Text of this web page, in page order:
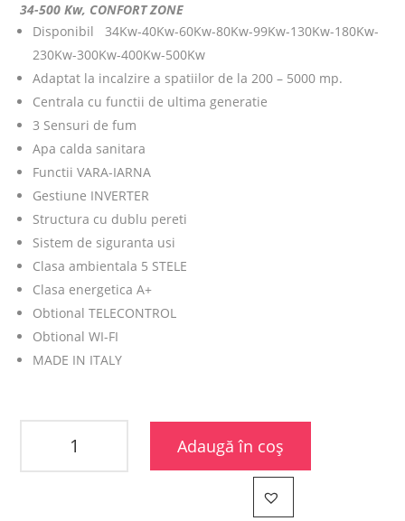
34-500 Kw, CONFORT ZONE
Disponibil 34Kw-40Kw-60Kw-80Kw-99Kw-130Kw-180Kw-
230Kw-300Kw-400Kw-500Kw
Adaptat la incalzire a spatiilor de la 200 – 5000 mp.
Centrala cu functii de ultima generatie
3 Sensuri de fum
Apa calda sanitara
Functii VARA-IARNA
Gestiune INVERTER
Structura cu dublu pereti
Sistem de siguranta usi
Clasa ambientala 5 STELE
Clasa energetica A+
Obtional TELECONTROL
Obtional WI-FI
MADE IN ITALY
Adaugă în coș